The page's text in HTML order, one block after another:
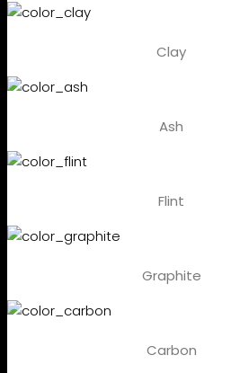
Clay
Ash
Flint
Graphite
Carbon